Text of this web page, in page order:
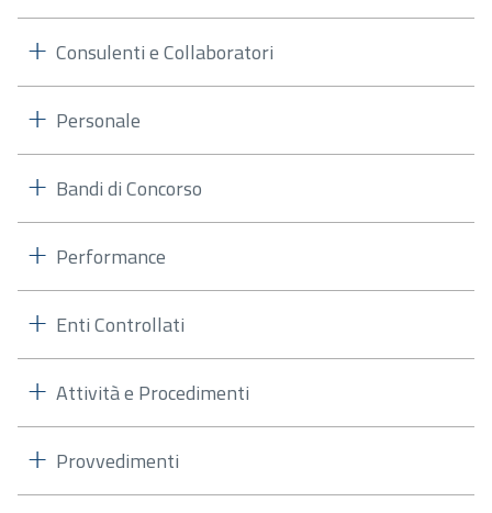
Consulenti e Collaboratori
Personale
Bandi di Concorso
Performance
Enti Controllati
Attività e Procedimenti
Provvedimenti